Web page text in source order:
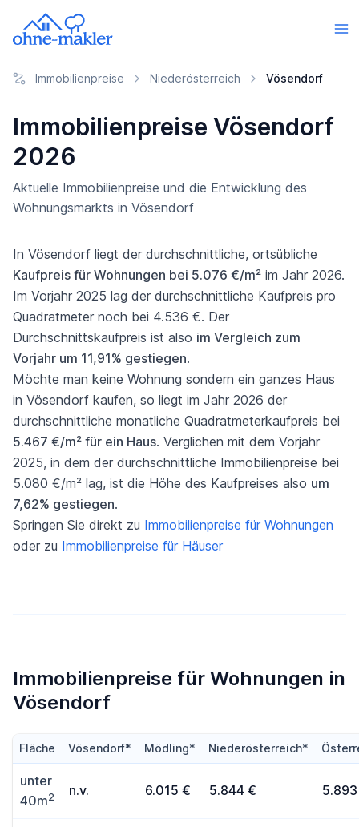
Immobilienpreise Niederösterreich Vösendorf
Immobilienpreise Vösendorf
2026
Aktuelle Immobilienpreise und die Entwicklung des
Wohnungsmarkts in Vösendorf
In Vösendorf liegt der durchschnittliche, ortsübliche
Kaufpreis für Wohnungen bei 5.076 €/m² im Jahr 2026.
Im Vorjahr 2025 lag der durchschnittliche Kaufpreis pro
Quadratmeter noch bei 4.536 €. Der
Durchschnittskaufpreis ist also im Vergleich zum
Vorjahr um 11,91% gestiegen.
Möchte man keine Wohnung sondern ein ganzes Haus
in Vösendorf kaufen, so liegt im Jahr 2026 der
durchschnittliche monatliche Quadratmeterkaufpreis bei
5.467 €/m² für ein Haus. Verglichen mit dem Vorjahr
2025, in dem der durchschnittliche Immobilienpreise bei
5.080 €/m² lag, ist die Höhe des Kaufpreises also um
7,62% gestiegen.
Springen Sie direkt zu Immobilienpreise für Wohnungen
oder zu Immobilienpreise für Häuser
Immobilienpreise für Wohnungen in
Vösendorf
Fläche Vösendorf* Mödling* Niederösterreich*
unter
40m2 n.v. 6.015 € 5.844 €